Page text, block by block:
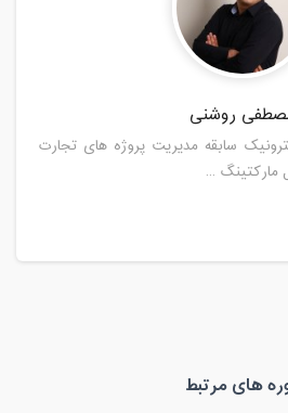
روشنی
سابقه مدیریت پروژه های تجارت
مارکتینگ ...
های مرتبط